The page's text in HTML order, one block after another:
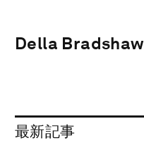
Della Bradshaw
最新記事